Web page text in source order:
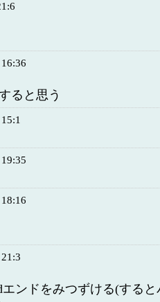
ると思う
ンドをみつずける(する